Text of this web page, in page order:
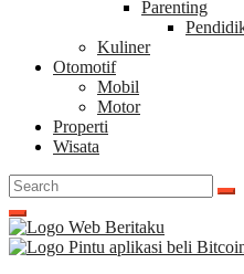
Parenting
Kuliner
Otomotif
Mobil
Motor
Properti
Wisata
Search
for: